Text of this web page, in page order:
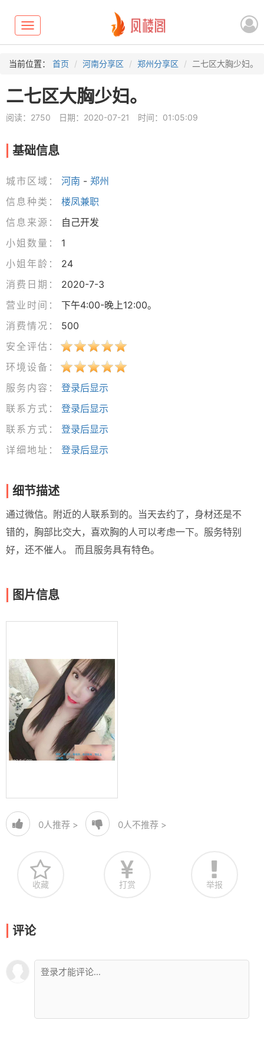
Toggle
navigation
当前位置： 首页 河南分享区 郑州分享区 二七区大胸少妇。
二七区大胸少妇。
阅读：2750 日期：2020-07-21 时间：01:05:09
基础信息
城市区域： 河南 - 郑州
信息种类：
楼凤兼职
信息来源：
自己开发
小姐数量：
1
小姐年龄：
24
消费日期：
2020-7-3
营业时间：
下午4:00-晚上12:00。
消费情况：
500
安全评估：
环境设备：
服务内容：
登录后显示
联系方式：
登录后显示
联系方式：
登录后显示
详细地址：
登录后显示
细节描述
通过微信。附近的人联系到的。当天去约了，身材还是不
错的，胸部比交大，喜欢胸的人可以考虑一下。服务特别
好，还不催人。 而且服务具有特色。
图片信息
0人推荐 > 0人不推荐 >
收藏 打赏 举报
评论